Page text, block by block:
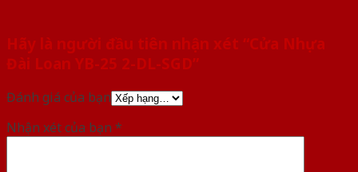
Hãy là người đầu tiên nhận xét “Cửa Nhựa
Đài Loan YB-25 2-DL-SGD”
Đánh giá của bạn
Nhận xét của bạn *